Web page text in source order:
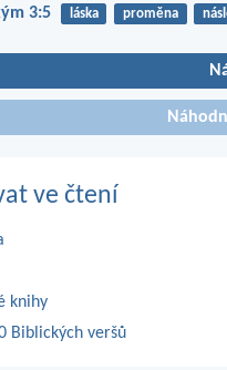
3:5 láska proměna
ve čtení
knihy
Biblických veršů